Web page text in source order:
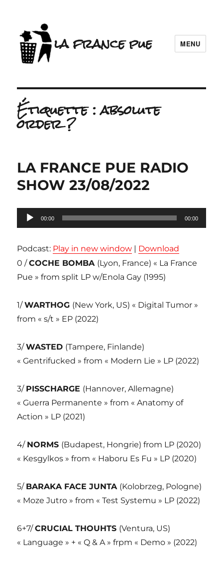
la france pue MENU
Étiquette :absolute
order ?
LA FRANCE PUE RADIO
SHOW 23/08/2022
Lecteur
audio
00:00 00:00
Podcast: Play in new window | Download
0 /COCHE BOMBA (Lyon, France) « La France
Pue » from split LP w/Enola Gay (1995)
1/WARTHOG (New York, US) « Digital Tumor »
from « s/t » EP (2022)
3/WASTED (Tampere, Finlande)
« Gentrifucked » from « Modern Lie » LP (2022)
3/ PISSCHARGE (Hannover, Allemagne)
« Guerra Permanente » from « Anatomy of
Action » LP (2021)
4/ NORMS (Budapest, Hongrie) from LP (2020)
« Kesgylkos » from « Haboru Es Fu » LP (2020)
5/ BARAKA FACE JUNTA (Kolobrzeg, Pologne)
« Moze Jutro » from « Test Systemu » LP (2022)
6+7/CRUCIAL THOUHTS (Ventura, US)
« Language » + « Q & A » frpm « Demo » (2022)